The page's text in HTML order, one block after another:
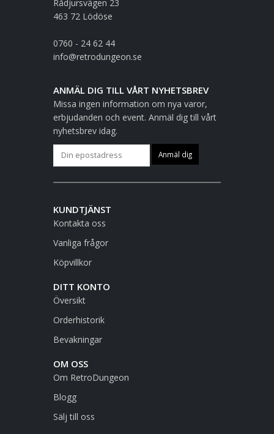
Rådjursvägen 23
463 72 Lödöse
0760 - 24 62 44
info@retrodungeon.se
ANMÄL DIG TILL VÅRT NYHETSBREV
Missa ingen information om nya varor,
erbjudanden och event. Anmäl dig till vårt
nyhetsbrev idag.
KUNDTJÄNST
Kontakta oss
Vanliga frågor
Köpvillkor
DITT KONTO
Översikt
Orderhistorik
Bevakningar
OM OSS
Om RetroDungeon
Blogg
Sälj till oss